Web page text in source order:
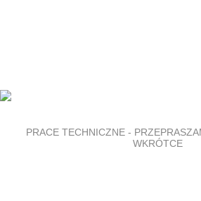
PRACE TECHNICZNE -
WKRÓTCE